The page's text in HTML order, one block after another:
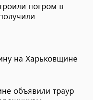
погром в
на Харьковщине
объявили траур